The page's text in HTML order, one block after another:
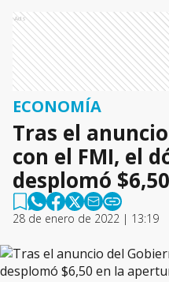
Ads
ECONOMÍA
Tras el
con el FMI, el
desplomó
28 de enero de 2022 | 13:19